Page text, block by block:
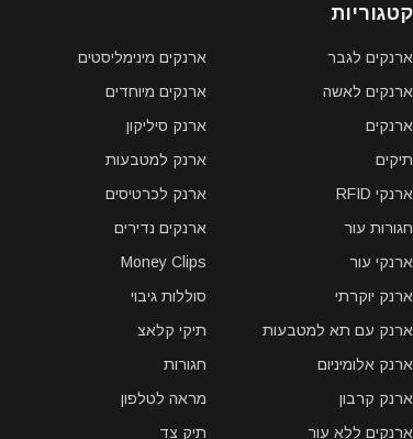
קטגוריות
ארנקים לגבר
ארנקים לאשה
ארנקים
תיקים
ארנקי RFID
חגורות עור
ארנקי עור
ארנק יוקרתי
ארנק עם תא למטבעות
ארנק אלומיניום
ארנק קרבון
ארנקים ללא עור
ארנקים מינימליסטים
ארנקים מיוחדים
ארנק סיליקון
ארנק למטבעות
ארנק לכרטיסים
ארנקים נדירים
Money Clips
סוללות גיבוי
תיקי קלאצ
חגורות
מראה לטלפון
תיק צד